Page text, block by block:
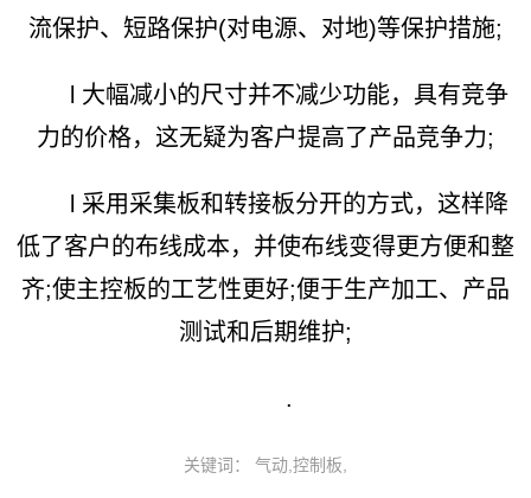
流保护、短路保护(对电源、对地)等保护措施;
l 大幅减小的尺寸并不减少功能，具有竞争
力的价格，这无疑为客户提高了产品竞争力;
l 采用采集板和转接板分开的方式，这样降
低了客户的布线成本，并使布线变得更方便和整
齐;使主控板的工艺性更好;便于生产加工、产品
测试和后期维护;
.
关键词： 气动,控制板,